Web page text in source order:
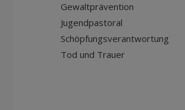
Gewaltprävention
Jugendpastoral
Schöpfungsverantwortung
Tod und Trauer